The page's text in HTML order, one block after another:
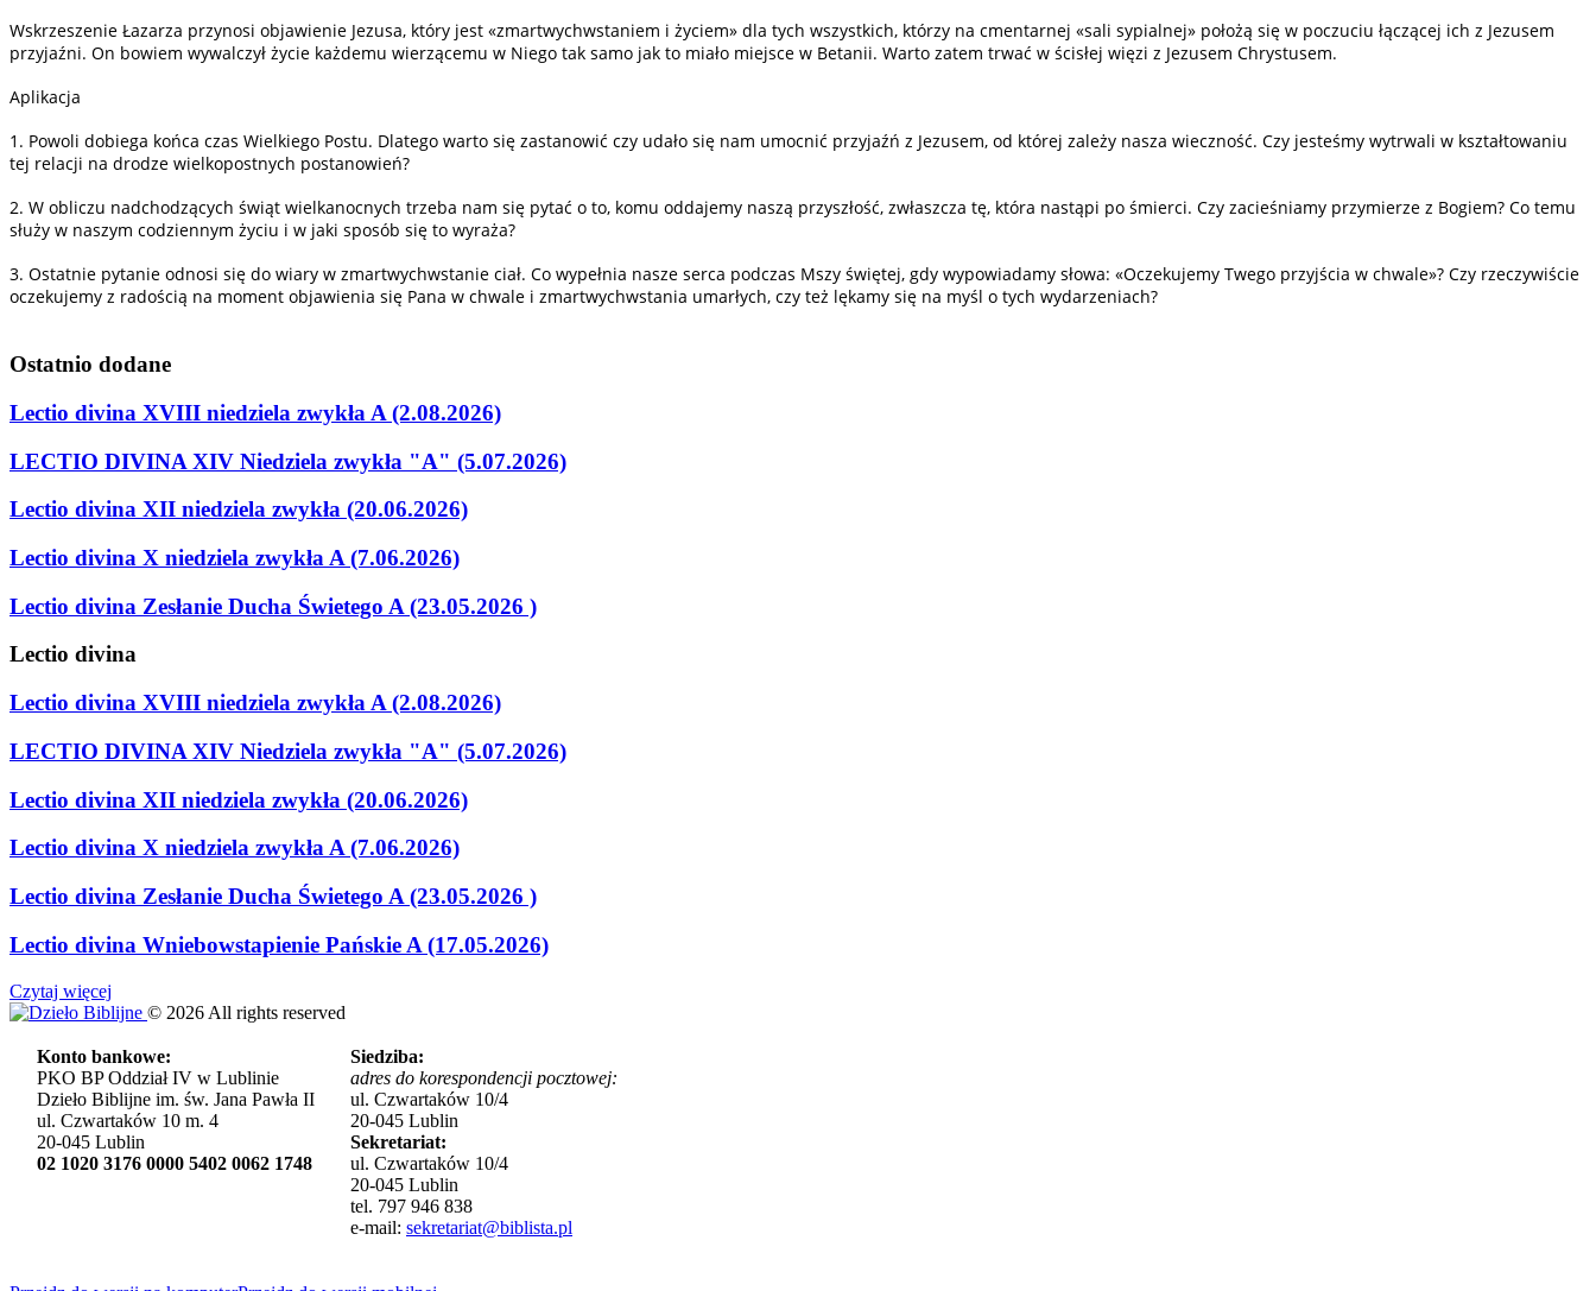
Wskrzeszenie Łazarza przynosi objawienie Jezusa, który jest «zmartwychwstaniem i życiem» dla tych wszystkich, którzy na cmentarnej «sali sypialnej» położą się w poczuciu łączącej ich z Jezusem
przyjaźni. On bowiem wywalczył życie każdemu wierzącemu w Niego tak samo jak to miało miejsce w Betanii. Warto zatem trwać w ścisłej więzi z Jezusem Chrystusem.
Aplikacja
1. Powoli dobiega końca czas Wielkiego Postu. Dlatego warto się zastanowić czy udało się nam umocnić przyjaźń z Jezusem, od której zależy nasza wieczność. Czy jesteśmy wytrwali w kształtowaniu
tej relacji na drodze wielkopostnych postanowień?
2. W obliczu nadchodzących świąt wielkanocnych trzeba nam się pytać o to, komu oddajemy naszą przyszłość, zwłaszcza tę, która nastąpi po śmierci. Czy zacieśniamy przymierze z Bogiem? Co temu
służy w naszym codziennym życiu i w jaki sposób się to wyraża?
3. Ostatnie pytanie odnosi się do wiary w zmartwychwstanie ciał. Co wypełnia nasze serca podczas Mszy świętej, gdy wypowiadamy słowa: «Oczekujemy Twego przyjścia w chwale»? Czy rzeczywiście
oczekujemy z radością na moment objawienia się Pana w chwale i zmartwychwstania umarłych, czy też lękamy się na myśl o tych wydarzeniach?
Ostatnio dodane
Lectio divina XVIII niedziela zwykła A (2.08.2026)
LECTIO DIVINA XIV Niedziela zwykła "A" (5.07.2026)
Lectio divina XII niedziela zwykła (20.06.2026)
Lectio divina X niedziela zwykła A (7.06.2026)
Lectio divina Zesłanie Ducha Świetego A (23.05.2026 )
Lectio divina
Lectio divina XVIII niedziela zwykła A (2.08.2026)
LECTIO DIVINA XIV Niedziela zwykła "A" (5.07.2026)
Lectio divina XII niedziela zwykła (20.06.2026)
Lectio divina X niedziela zwykła A (7.06.2026)
Lectio divina Zesłanie Ducha Świetego A (23.05.2026 )
Lectio divina Wniebowstapienie Pańskie A (17.05.2026)
Czytaj więcej
© 2026 All rights reserved
Konto bankowe:
PKO BP Oddział IV w Lublinie
Dzieło Biblijne im. św. Jana Pawła II
ul. Czwartaków 10 m. 4
20-045 Lublin
02 1020 3176 0000 5402 0062 1748
Siedziba:
adres do korespondencji pocztowej:
ul. Czwartaków 10/4
20-045 Lublin
Sekretariat:
ul. Czwartaków 10/4
20-045 Lublin
tel. 797 946 838
e-mail: sekretariat@biblista.pl